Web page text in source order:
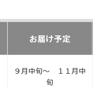
お届け予定
９月中旬～ １１月中
旬